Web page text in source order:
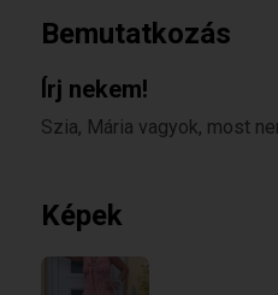
Bemutatkozás
Írj nekem!
Szia, Mária vagyok, most
Képek